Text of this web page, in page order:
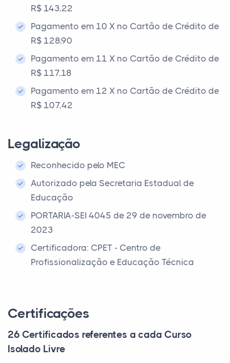
R$ 143,22
Pagamento em 10 X no Cartão de Crédito de
R$ 128,90
Pagamento em 11 X no Cartão de Crédito de
R$ 117,18
Pagamento em 12 X no Cartão de Crédito de
R$ 107,42
Legalização
Reconhecido pelo MEC
Autorizado pela Secretaria Estadual de
Educação
PORTARIA-SEI 4045 de 29 de novembro de
2023
Certificadora: CPET - Centro de
Profissionalização e Educação Técnica
Certificações
26 Certificados referentes a cada Curso
Isolado Livre